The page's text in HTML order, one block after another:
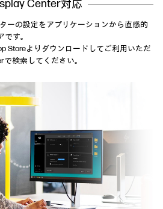
Center対応
ーの設定をアプリケーションから直感的
す。
Storeよりダウンロードしてご利用いただ
検索してください。